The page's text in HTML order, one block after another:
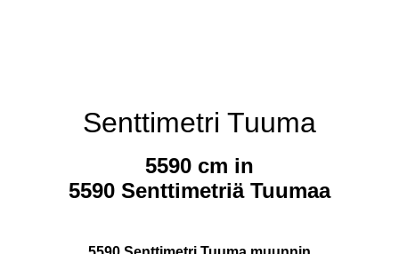
Senttimetri Tuuma
5590 cm in
5590 Senttimetriä Tuumaa